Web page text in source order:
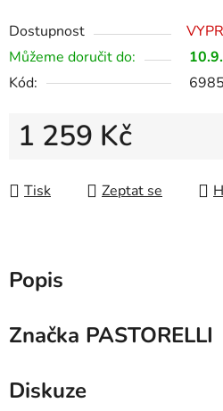
Dostupnost
Můžeme doručit do:
Kód:
1 259 Kč
Tisk
Zeptat se
Popis
Značka PASTORELLI
Diskuze